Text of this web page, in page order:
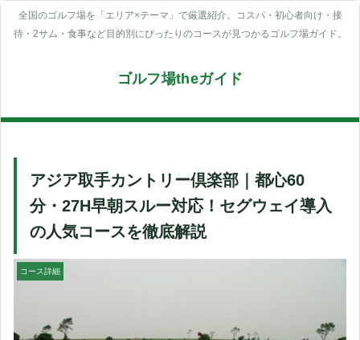
全国のゴルフ場を「エリア×テーマ」で厳選紹介。コスパ・初心者向け・接
待・2サム・食事など目的別にぴったりのコースが見つかるゴルフ場ガイド。
ゴルフ場theガイド
アジア取手カントリー倶楽部｜都心60
分・27H早朝スルー対応！セグウェイ導入
の人気コースを徹底解説
コース詳細